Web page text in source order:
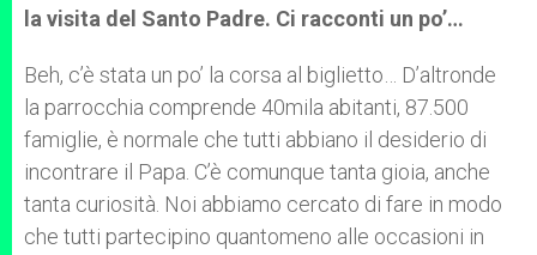
la visita del Santo Padre. Ci racconti un po’…
Beh, c’è stata un po’ la corsa al biglietto… D’altronde
la parrocchia comprende 40mila abitanti, 87.500
famiglie, è normale che tutti abbiano il desiderio di
incontrare il Papa. C’è comunque tanta gioia, anche
tanta curiosità. Noi abbiamo cercato di fare in modo
che tutti partecipino quantomeno alle occasioni in